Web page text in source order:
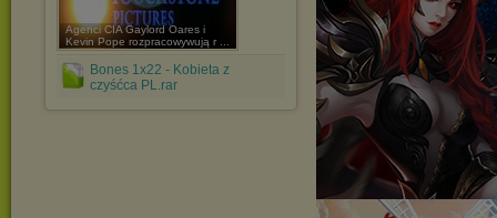
Agenci CIA Gaylord Oares i
Kevin Pope rozpracowywują r ...
Bones 1x22 - Kobieta z
czyśćca PL.rar